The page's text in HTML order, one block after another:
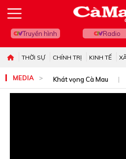
Truyền hình Radio
THỜI SỰ CHÍNH TRỊ KINH TẾ
MEDIA Khát vọng Cà Mau